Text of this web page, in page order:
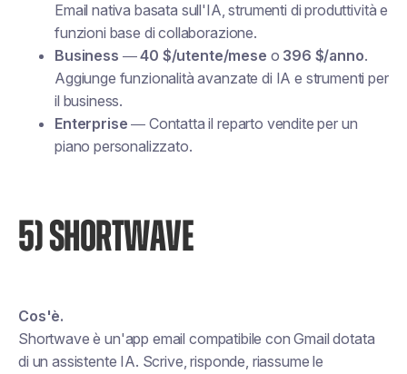
Email nativa basata sull'IA, strumenti di produttività e
funzioni base di collaborazione.
Business —40 $/utente/mese o 396 $/anno.
Aggiunge funzionalità avanzate di IA e strumenti per
il business.
Enterprise — Contatta il reparto vendite per un
piano personalizzato.
5) SHORTWAVE
Cos'è.
Shortwave è un'app email compatibile con Gmail dotata
di un assistente IA. Scrive, risponde, riassume le